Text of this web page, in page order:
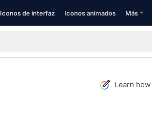
Iconos de interfaz Iconos animados Más
Learn how